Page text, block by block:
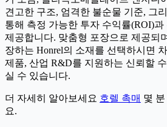
견고한 구조, 엄격한 불순물 기준, 그
통해 측정 가능한 투자 수익률(ROI)
제공합니다. 맞춤형 포장으로 제공되
장하는 Honrel의 소재를 선택하시면
제품, 산업 R&D를 지원하는 신뢰할
실 수 있습니다.
더 자세히 알아보세요 호렐 촉매 몇
요.